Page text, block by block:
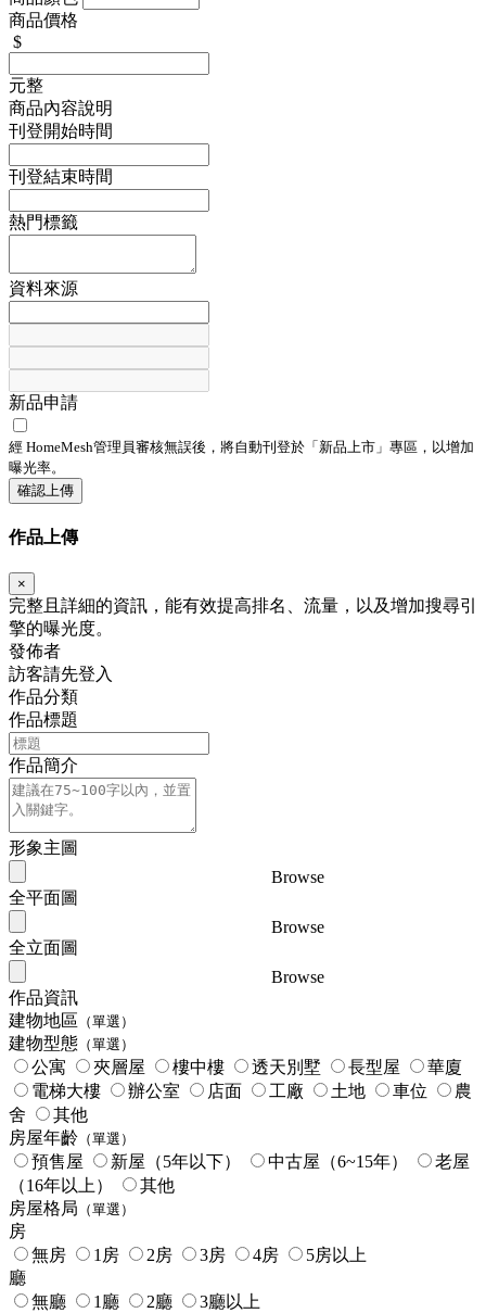
商品價格
$
元整
商品內容說明
刊登開始時間
刊登結束時間
熱門標籤
資料來源
新品申請
經 HomeMesh管理員審核無誤後，將自動刊登於「 新品上市 」專區，以增加
曝光率。
確認上傳
作品上傳
×
完整且詳細的資訊，能有效提高排名、流量，以及增加搜尋引
擎的曝光度。
發佈者
訪客請先登入
作品分類
作品標題
作品簡介
形象主圖
Browse
全平面圖
Browse
全立面圖
Browse
作品資訊
建物地區 （單選）
建物型態 （單選）
公寓 夾層屋 樓中樓 透天別墅 長型屋
華廈
電梯大樓
辦公室 店面 工廠 土地 車位
農
舍
其他
房屋年齡 （單選）
預售屋 新屋（5年以下） 中古屋（6~15年）
老屋
（16年以上）
其他
房屋格局 （單選）
房
無房
1房 2房 3房 4房
5房以上
廳
無廳
1廳 2廳
3廳以上